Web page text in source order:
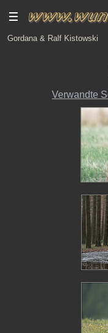
Gordana & Ralf Kistowski
Verwandte